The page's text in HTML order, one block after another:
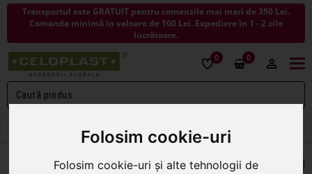
Folosim cookie-uri
Folosim cookie-uri și alte tehnologii de
Transportul este GRATUIT pentru comenzile mai mari de 350 Lei.
Comanda minimă în valoare de 100 Lei. Expediere în 1 - 2 zile
lucrătoare.
0 0
< ÎNAPOI LA FLORI ARTIFICIALE